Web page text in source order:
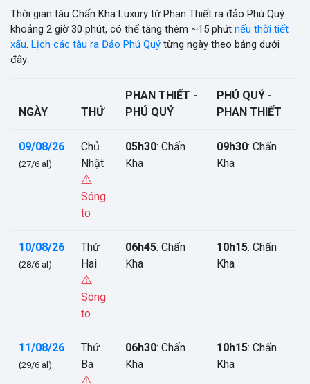
Thời gian tàu Chấn Kha Luxury từ Phan Thiết ra đảo Phú Quý
khoảng 2 giờ 30 phút, có thể tăng thêm ~15 phút nếu thời tiết
xấu. Lịch các tàu ra Đảo Phú Quý từng ngày theo bảng dưới
đây:
NGÀY THỨ
PHAN THIẾT -
PHÚ QUÝ
PHÚ QUÝ -
PHAN THIẾT
09/08/26
(27/6 al)
Chủ
Nhật
Sóng
to
05h30: Chấn
Kha
09h30: Chấn
Kha
10/08/26
(28/6 al)
Thứ
Hai
Sóng
to
06h45: Chấn
Kha
10h15: Chấn
Kha
11/08/26
(29/6 al)
Thứ
Ba
06h30: Chấn
Kha
10h15: Chấn
Kha